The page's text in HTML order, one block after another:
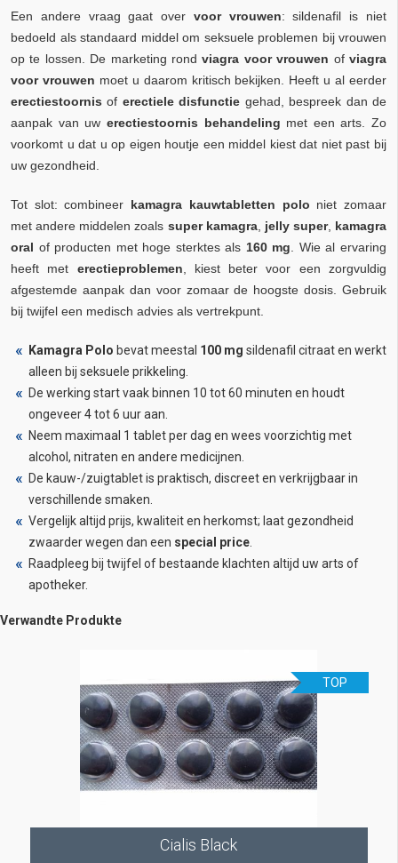
Een andere vraag gaat over voor vrouwen: sildenafil is niet
bedoeld als standaard middel om seksuele problemen bij vrouwen
op te lossen. De marketing rondviagra voor vrouwen ofviagra
voor vrouwen moet u daarom kritisch bekijken. Heeft u al eerder
erectiestoornis of erectiele disfunctie gehad, bespreek dan de
aanpak van uw erectiestoornis behandeling met een arts. Zo
voorkomt u dat u op eigen houtje een middel kiest dat niet past bij
uw gezondheid.
Tot slot: combineer kamagra kauwtabletten polo niet zomaar
met andere middelen zoals super kamagra, jelly super, kamagra
oral of producten met hoge sterktes als 160 mg . Wie al ervaring
heeft met erectieproblemen , kiest beter voor een zorgvuldig
afgestemde aanpak dan voor zomaar de hoogste dosis. Gebruik
bij twijfel een medisch advies als vertrekpunt.
Kamagra Polo bevat meestal 100 mg sildenafil citraat en werkt
alleen bij seksuele prikkeling.
De werking start vaak binnen 10 tot 60 minuten en houdt
ongeveer 4 tot 6 uur aan.
Neem maximaal 1 tablet per dag en wees voorzichtig met
alcohol, nitraten en andere medicijnen.
De kauw-/zuigtablet is praktisch, discreet en verkrijgbaar in
verschillende smaken.
Vergelijk altijd prijs, kwaliteit en herkomst; laat gezondheid
zwaarder wegen dan een special price
Raadpleeg bij twijfel of bestaande klachten altijd uw arts of
apotheker.
Verwandte Produkte
TOP
Cialis Black